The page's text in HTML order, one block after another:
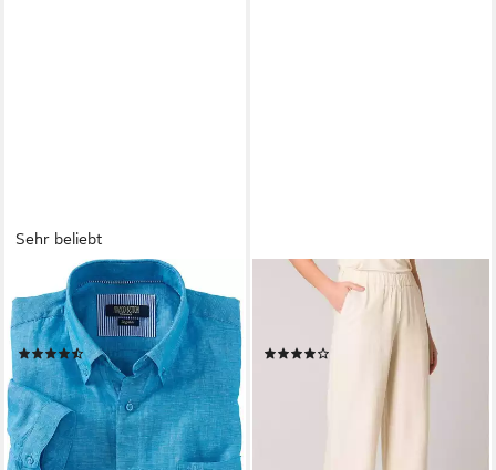
Sehr beliebt
FRANCO BETTONI
Leinenhemd herrlich leicht
und angenehm kühl
(158)
49,99 € UVP 59,95 €
-17%
lieferbar - in 2-3 Werktagen bei dir
+1
BASE LEVEL
Leinenhose Yul Sommerhose
mit elastischem Bund
59,95 €